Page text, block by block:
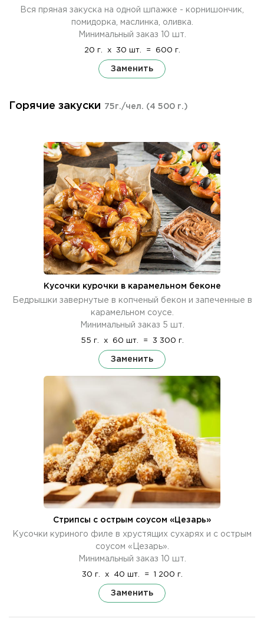
Вся пряная закуска на одной шпажке - корнишончик,
помидорка, маслинка, оливка.
Минимальный заказ 10 шт.
20 г. x 30 шт. = 600 г.
Заменить
Горячие закуски 75г./чел. (4 500 г.)
Кусочки курочки в карамельном беконе
Бедрышки завернутые в копченый бекон и запеченные в
карамельном соусе.
Минимальный заказ 5 шт.
55 г. x 60 шт. = 3 300 г.
Заменить
Стрипсы с острым соусом «Цезарь»
Кусочки куриного филе в хрустящих сухарях и с острым
соусом «Цезарь».
Минимальный заказ 10 шт.
30 г. x 40 шт. = 1 200 г.
Заменить